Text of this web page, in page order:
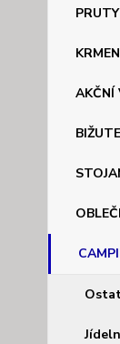
AKČNÍ